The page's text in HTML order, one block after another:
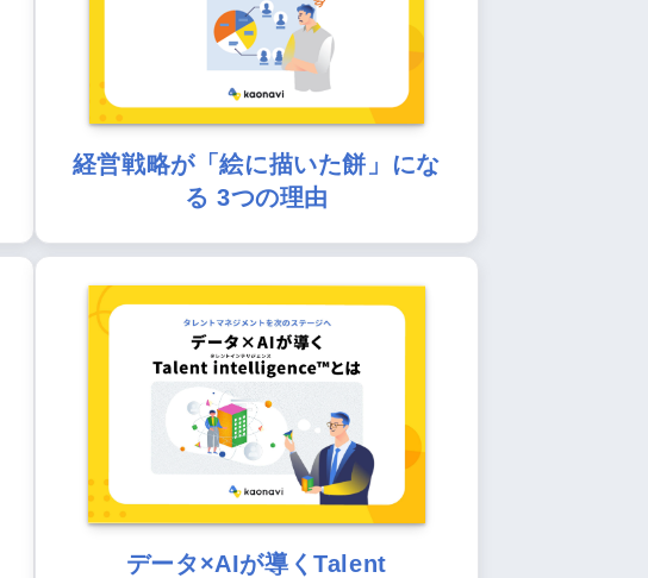
経営戦略が「絵に描いた餅」にな
る 3つの理由
データ×AIが導くTalent